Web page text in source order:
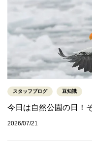
スタッフブログ 豆知識
今日は自然公園の日！
2026/07/21